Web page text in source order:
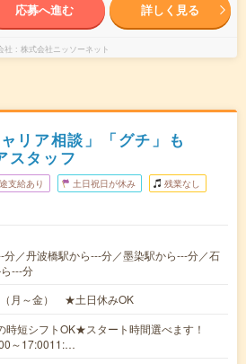
応募へ進む 詳しく見る
社 株式会社ニッソーネット
リア相談」「グチ」も
スタッフ
支給あり 土日祝日が休み 残業なし
分／丹波橋駅から---分／墨染駅から---分／石
---分
（月～金） ★土日休みOK
短シフトOK★スタート時間選べます！
～17:0011:…